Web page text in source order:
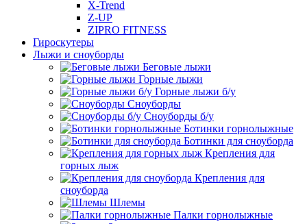
X-Trend
Z-UP
ZIPRO FITNESS
Гироскутеры
Лыжи и сноуборды
Беговые лыжи
Горные лыжи
Горные лыжи б/у
Сноуборды
Сноуборды б/у
Ботинки горнолыжные
Ботинки для сноуборда
Крепления для
горных лыж
Крепления для
сноуборда
Шлемы
Палки горнолыжные